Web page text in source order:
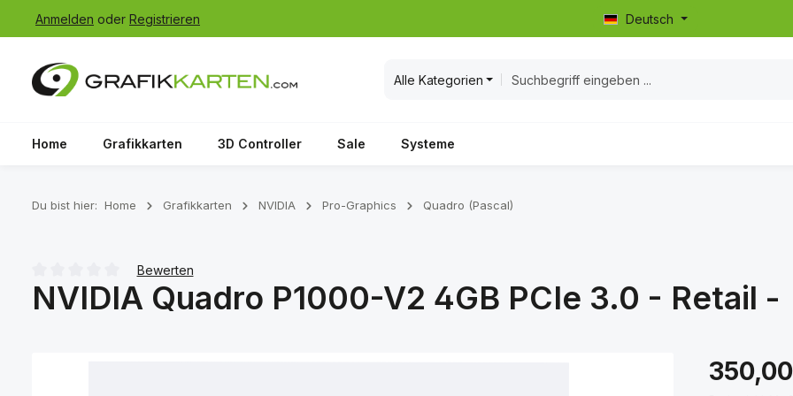
Hauptinhalt springen
Zur Suche springen
Zur Hauptnavigation springen
Anmelden oder Registrieren Deutsch
Alle Kategorien
Home Grafikkarten 3D Controller Sale Systeme
Du bist hier: Home Grafikkarten NVIDIA Pro-Graphics Quadro (Pascal)
Durchschnittliche Bewertung von 0 von 5 Sternen
Bewerten
NVIDIA Quadro P1000-V2 4GB PCIe 3.0 - Retail -
Regulärer Preis: